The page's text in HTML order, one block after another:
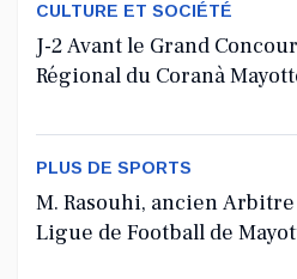
CULTURE ET SOCIÉTÉ
J-2 Avant le Grand
Régional du Coranà
PLUS DE SPORTS
M. Rasouhi, ancien
Ligue de Football de